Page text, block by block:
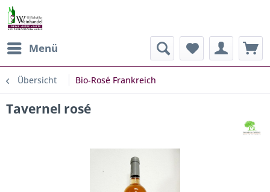
Menü
Übersicht Bio-Rosé Frankreich
Tavernel rosé